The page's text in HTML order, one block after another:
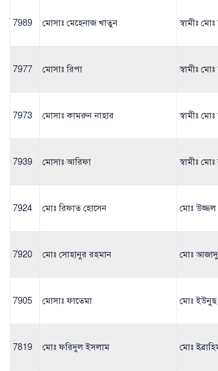
7989 মোসাঃ মেহেনাজ খাতুন স্বামীঃ
7977 মোসাঃ রিপা স্বামীঃ
7973 মোসাঃ কামরুন নাহার স্বামীঃ
7939 মোসাঃ আরিফা স্বামীঃ
7924 মোঃ রিফাত হোসেন মোঃ উজ্জল
7920 মোঃ সোহানুর রহমান মোঃ
7905 মোসাঃ ফাতেমা মোঃ
7819 মোঃ ফরিদুল ইসলাম মোঃ